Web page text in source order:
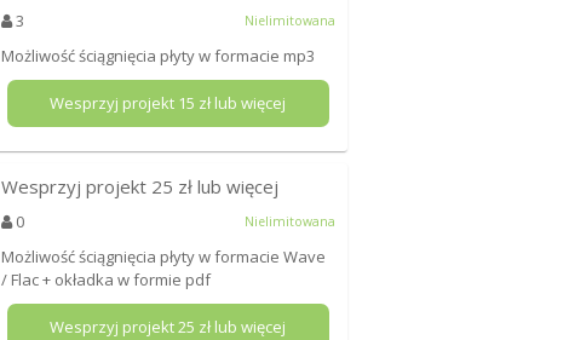
3 Nielimitowana
Możliwość ściągnięcia płyty w formacie mp3
Wesprzyj projekt 15 zł lub więcej
Wesprzyj projekt 25 zł lub więcej
0 Nielimitowana
Możliwość ściągnięcia płyty w formacie Wave
/ Flac + okładka w formie pdf
Wesprzyj projekt25 zł lub więcej